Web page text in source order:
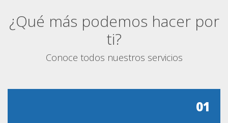
¿Qué más podemos hacer por
ti?
Conoce todos nuestros servicios
01